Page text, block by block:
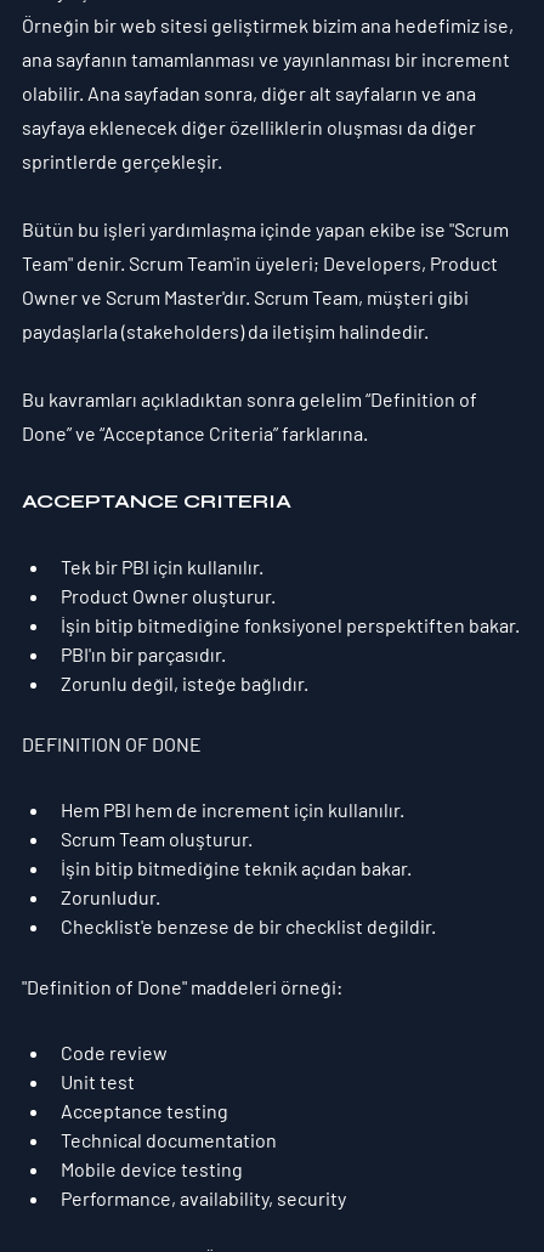
Örneğin bir web sitesi geliştirmek bizim ana hedefimiz ise,
ana sayfanın tamamlanması ve yayınlanması bir increment
olabilir. Ana sayfadan sonra, diğer alt sayfaların ve ana
sayfaya eklenecek diğer özelliklerin oluşması da diğer
sprintlerde gerçekleşir.
Bütün bu işleri yardımlaşma içinde yapan ekibe ise "Scrum
Team" denir. Scrum Team'in üyeleri; Developers, Product
Owner ve Scrum Master'dır. Scrum Team, müşteri gibi
paydaşlarla (stakeholders) da iletişim halindedir.
Bu kavramları açıkladıktan sonra gelelim “Definition of
Done” ve “Acceptance Criteria” farklarına.
ACCEPTANCE CRITERIA
Tek bir PBI için kullanılır.
Product Owner oluşturur.
İşin bitip bitmediğine fonksiyonel perspektiften bakar.
PBI'ın bir parçasıdır.
Zorunlu değil, isteğe bağlıdır.
DEFINITION OF DONE
Hem PBI hem de increment için kullanılır.
Scrum Team oluşturur.
İşin bitip bitmediğine teknik açıdan bakar.
Zorunludur.
Checklist'e benzese de bir checklist değildir.
"Definition of Done" maddeleri örneği:
Code review
Unit test
Acceptance testing
Technical documentation
Mobile device testing
Performance, availability, security